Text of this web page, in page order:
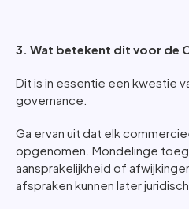
3. Wat betekent dit voor de
Dit is in essentie een kwestie
governance.
Ga ervan uit dat elk
opgenomen. Mondelinge
aansprakelijkheid of
afspraken kunnen later